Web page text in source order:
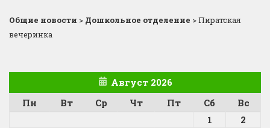
Общие новости > Дошкольное отделение >Пиратская
вечеринка
Август 2026
Пн
Вт Ср Чт Пт Сб
Вс
1
2